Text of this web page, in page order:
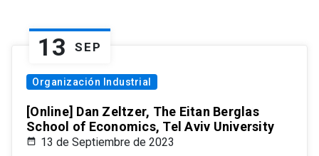
13 SEP
Organización Industrial
[Online] Dan Zeltzer, The Eitan Berglas
School of Economics, Tel Aviv University
13 de Septiembre de 2023